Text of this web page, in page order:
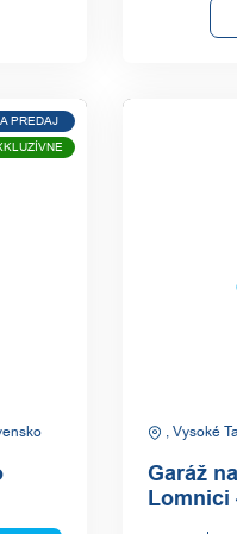
PREDAJ
, Vysoké
Garáž
Lomnici